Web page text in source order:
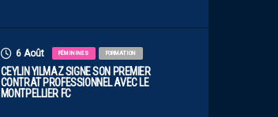
6 Août FÉMININES FORMATION
CEYLIN YILMAZ SIGNE SON PREMIER
CONTRAT PROFESSIONNEL AVEC LE
MONTPELLIER FC